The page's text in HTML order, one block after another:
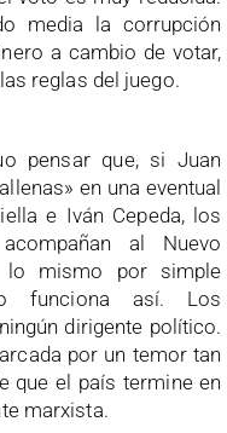
media la corrupción
a cambio de votar,
reglas del juego.
pensar que, si Juan
en una eventual
e Iván Cepeda, los
al Nuevo
lo mismo por simple
funciona así. Los
dirigente político.
por un temor tan
que el país termine en
marxista.